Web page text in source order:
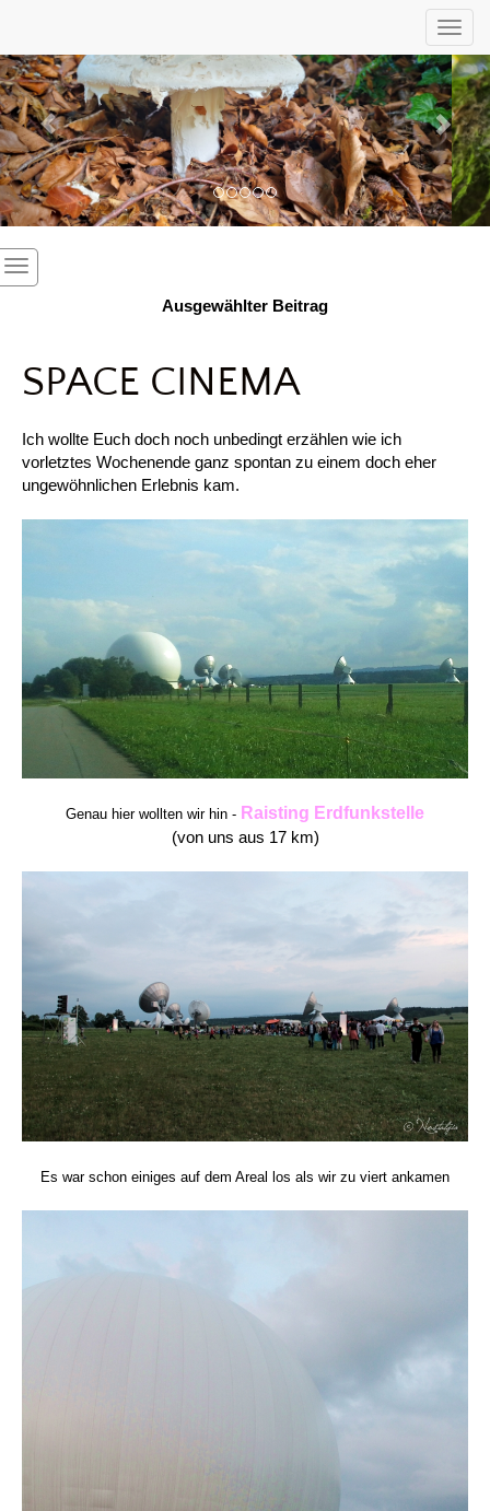
Ausgewählter Beitrag
SPACE CINEMA
Ich wollte Euch doch noch unbedingt erzählen wie ich
vorletztes Wochenende ganz spontan zu einem doch eher
ungewöhnlichen Erlebnis kam.
Genau hier wollten wir hin - Raisting Erdfunkstelle
(von uns aus 17 km)
Es war schon einiges auf dem Areal los als wir zu viert ankamen